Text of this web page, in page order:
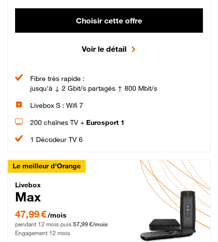
Choisir cette offre
Voir le détail
Fibre très rapide :
jusqu'à ↓ 2 Gbit/s partagés ↑ 800 Mbit/s
Livebox S : Wifi 7
200 chaînes TV + Eurosport 1
1 Décodeur TV 6
Le meilleur d'Orange
Livebox Max Fibre
Livebox
Max
47,99 € par mois pendant 12 mois puis 57,99 € par mois, Engagement 12 mois
47,99 €/mois
pendant 12 mois puis 57,99 €/mois
Engagement 12 mois